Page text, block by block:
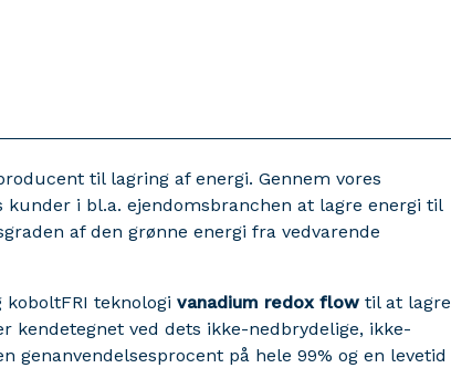
til lagring af energi. Gennem vores
i bl.a. ejendomsbranchen at lagre energi til
af den grønne energi fra vedvarende
teknologi vanadium redox flow til at lagre
kendetegnet ved dets ikke-nedbrydelige, ikke-
genanvendelsesprocent på hele 99% og en levetid